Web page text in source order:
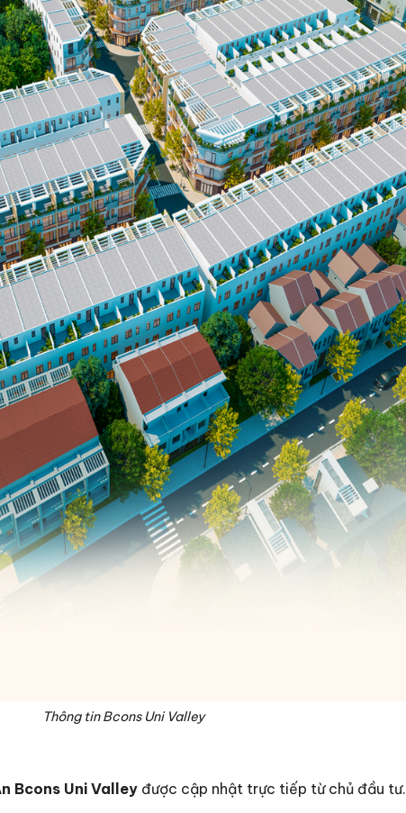
Thông tin Bcons Uni Valley
Bcons Uni Valley được cập nhật trực tiếp từ chủ đầu tư.